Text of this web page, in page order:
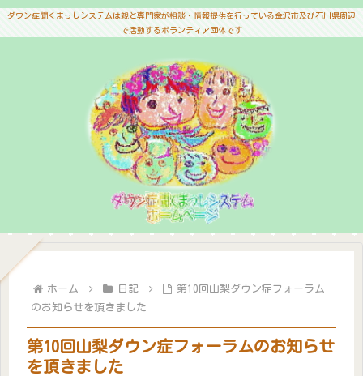
ダウン症聞くまっしシステムは親と専門家が相談・情報提供を行っている金沢市及び石川県周辺
で活動するボランティア団体です
ホーム 日記
第10回山梨ダウン症フォーラム
のお知らせを頂きました
第10回山梨ダウン症フォーラムのお知らせ
を頂きました